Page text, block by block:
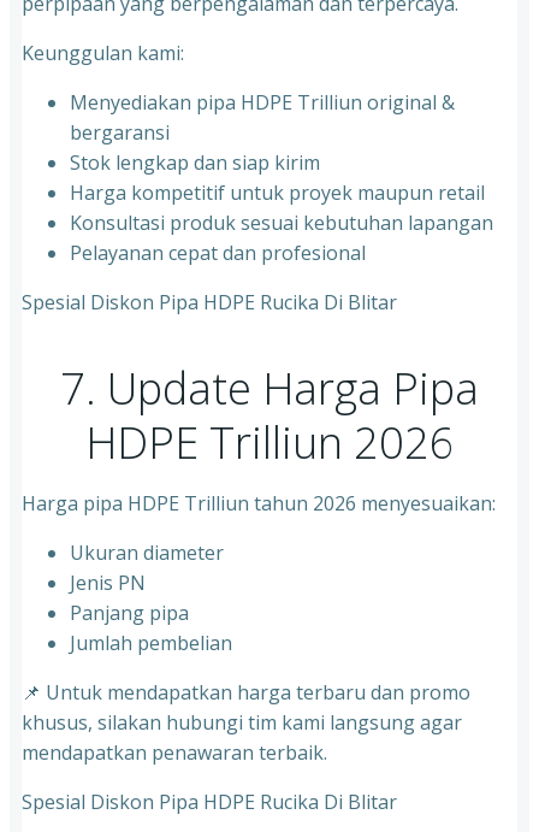
Keunggulan kami:
Menyediakan pipa HDPE Trilliun original &
bergaransi
⁠Stok lengkap dan siap kirim
⁠Harga kompetitif untuk proyek maupun retail
⁠Konsultasi produk sesuai kebutuhan lapangan
Pelayanan cepat dan profesional
Spesial Diskon Pipa HDPE Rucika Di Blitar
7. Update Harga Pipa
HDPE Trilliun 2026
Harga pipa HDPE Trilliun tahun 2026 menyesuaikan:
Ukuran diameter
⁠Jenis PN
⁠Panjang pipa
⁠Jumlah pembelian
📌 Untuk mendapatkan harga terbaru dan promo
khusus, silakan hubungi tim kami langsung agar
mendapatkan penawaran terbaik.
Spesial Diskon Pipa HDPE Rucika Di Blitar